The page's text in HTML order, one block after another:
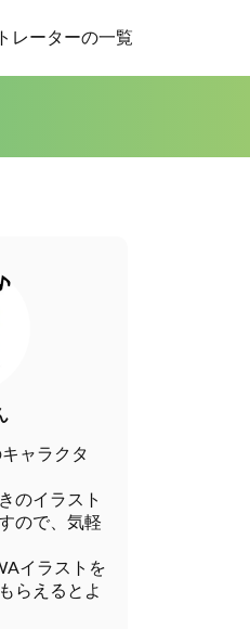
レーターの一覧
ャラクタ
のイラスト
ので、気軽
イラストを
らえるとよ